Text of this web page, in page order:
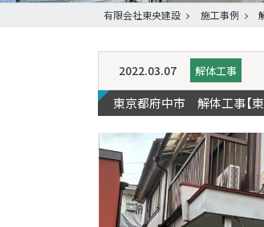
有限会社東央建設 施工事例
2022.03.07 解体工事
東京都府中市 解体工事【東